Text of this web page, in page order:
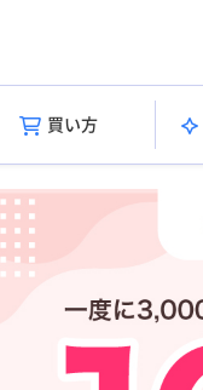
買い方